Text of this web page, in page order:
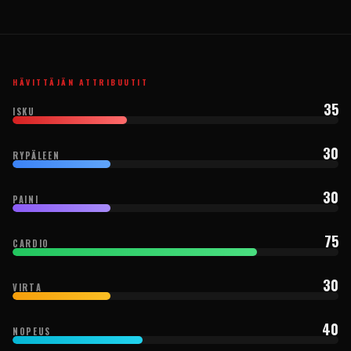
HÄVITTÄJÄN ATTRIBUUTIT
ISKU 35
RYPÄLEEN 30
PAINI 30
CARDIO 75
VIRTA 30
NOPEUS 40